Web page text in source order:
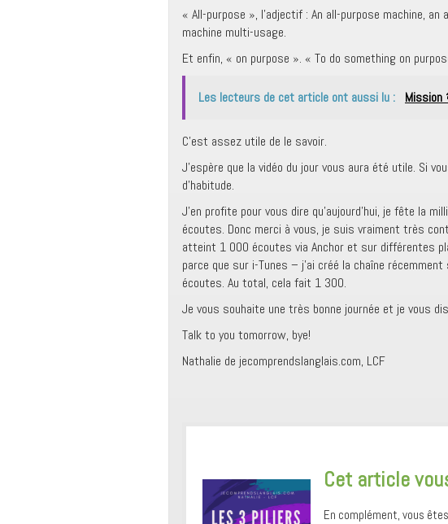
« All-purpose », l’adjectif : An all-purpose machine,
machine multi-usage.
Et enfin, « on purpose ». « To do something on
Les lecteurs de cet article ont aussi lu :
C’est assez utile de le savoir.
J’espère que la vidéo du jour vous aura été utile. Si
d’habitude.
J’en profite pour vous dire qu’aujourd’hui, je fête la
écoutes. Donc merci à vous, je suis vraiment très
atteint 1 000 écoutes via Anchor et sur différentes
parce que sur i-Tunes – j’ai créé la chaîne
écoutes. Au total, cela fait 1 300.
Je vous souhaite une très bonne journée et je vous
Talk to you tomorrow, bye!
Nathalie de jecomprendslanglais.com, LCF
​Cet article
En complément, vous